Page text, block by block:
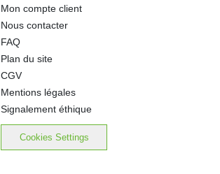
Mon compte client
Nous contacter
FAQ
Plan du site
CGV
Mentions légales
Signalement éthique
Cookies Settings